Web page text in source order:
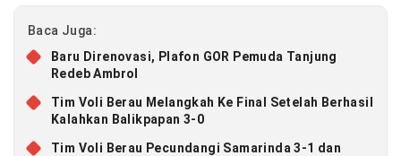
Baca Juga:
Baru Direnovasi, Plafon GOR Pemuda Tanjung
Redeb Ambrol
Tim Voli Berau Melangkah Ke Final Setelah Berhasil
Kalahkan Balikpapan 3-0
Tim Voli Berau Pecundangi Samarinda 3-1 dan